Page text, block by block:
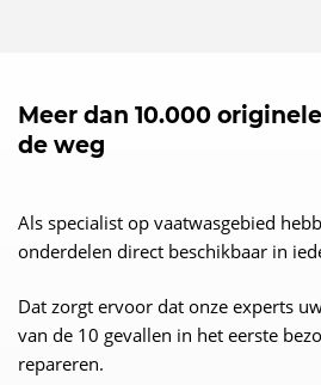
Meer dan 10.000
de weg
Als specialist op vaatwasgebied
onderdelen direct beschikbaar in
Dat zorgt ervoor dat onze experts
van de 10 gevallen in het eerste
repareren.